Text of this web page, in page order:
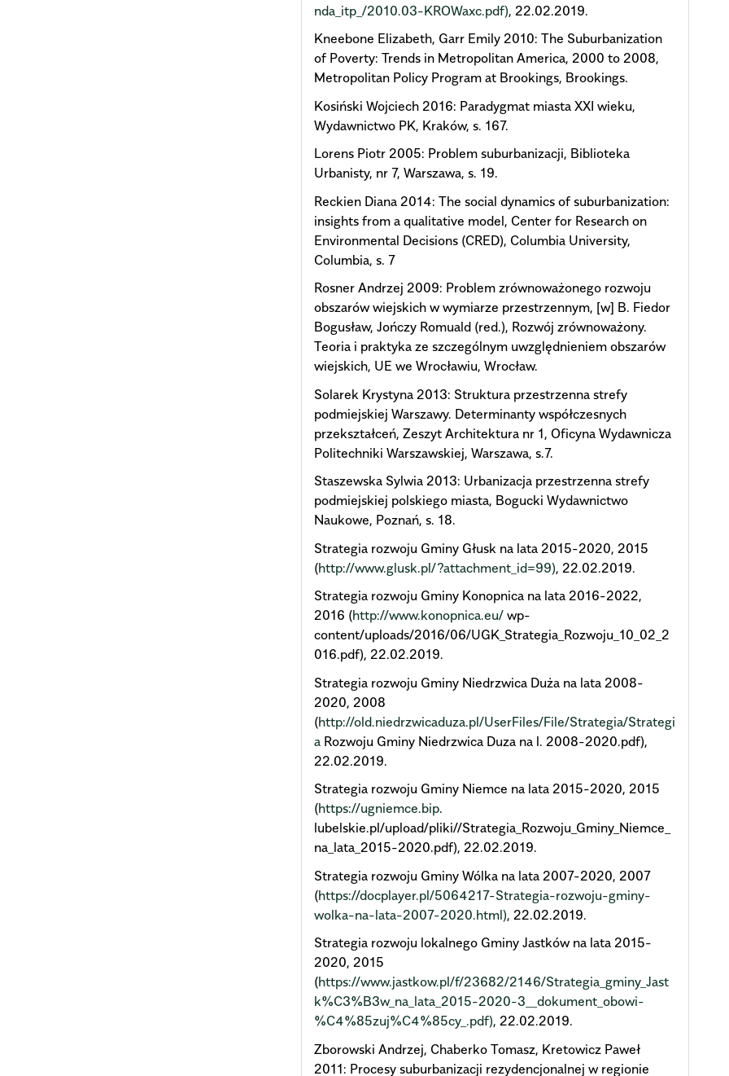
nda_itp_/2010.03-KROWaxc.pdf), 22.02.2019.
Kneebone Elizabeth, Garr Emily 2010: The Suburbanization
of Poverty: Trends in Metropolitan America, 2000 to 2008,
Metropolitan Policy Program at Brookings, Brookings.
Kosiński Wojciech 2016: Paradygmat miasta XXI wieku,
Wydawnictwo PK, Kraków, s. 167.
Lorens Piotr 2005: Problem suburbanizacji, Biblioteka
Urbanisty, nr 7, Warszawa, s. 19.
Reckien Diana 2014: The social dynamics of suburbanization:
insights from a qualitative model, Center for Research on
Environmental Decisions (CRED), Columbia University,
Columbia, s. 7
Rosner Andrzej 2009: Problem zrównoważonego rozwoju
obszarów wiejskich w wymiarze przestrzennym, [w] B. Fiedor
Bogusław, Jończy Romuald (red.), Rozwój zrównoważony.
Teoria i praktyka ze szczególnym uwzględnieniem obszarów
wiejskich, UE we Wrocławiu, Wrocław.
Solarek Krystyna 2013: Struktura przestrzenna strefy
podmiejskiej Warszawy. Determinanty współczesnych
przekształceń, Zeszyt Architektura nr 1, Oficyna Wydawnicza
Politechniki Warszawskiej, Warszawa, s.7.
Staszewska Sylwia 2013: Urbanizacja przestrzenna strefy
podmiejskiej polskiego miasta, Bogucki Wydawnictwo
Naukowe, Poznań, s. 18.
Strategia rozwoju Gminy Głusk na lata 2015-2020, 2015
(http://www.glusk.pl/?attachment_id=99), 22.02.2019.
Strategia rozwoju Gminy Konopnica na lata 2016-2022,
2016 (http://www.konopnica.eu/ wp-
content/uploads/2016/06/UGK_Strategia_Rozwoju_10_02_2
016.pdf), 22.02.2019.
Strategia rozwoju Gminy Niedrzwica Duża na lata 2008-
2020, 2008
(http://old.niedrzwicaduza.pl/UserFiles/File/Strategia/Strategi
a Rozwoju Gminy Niedrzwica Duza na l. 2008-2020.pdf),
22.02.2019.
Strategia rozwoju Gminy Niemce na lata 2015-2020, 2015
(https://ugniemce.bip.
lubelskie.pl/upload/pliki//Strategia_Rozwoju_Gminy_Niemce_
na_lata_2015-2020.pdf), 22.02.2019.
Strategia rozwoju Gminy Wólka na lata 2007-2020, 2007
(https://docplayer.pl/5064217-Strategia-rozwoju-gminy-
wolka-na-lata-2007-2020.html), 22.02.2019.
Strategia rozwoju lokalnego Gminy Jastków na lata 2015-
2020, 2015
(https://www.jastkow.pl/f/23682/2146/Strategia_gminy_Jast
k%C3%B3w_na_lata_2015-2020-3__dokument_obowi-
%C4%85zuj%C4%85cy_.pdf), 22.02.2019.
Zborowski Andrzej, Chaberko Tomasz, Kretowicz Paweł
2011: Procesy suburbanizacji rezydencjonalnej w regionie